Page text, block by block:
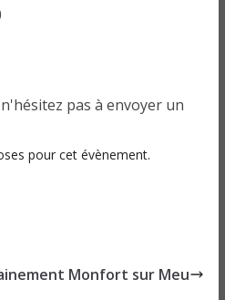
pas à envoyer un
pour cet évènement.
Monfort sur Meu